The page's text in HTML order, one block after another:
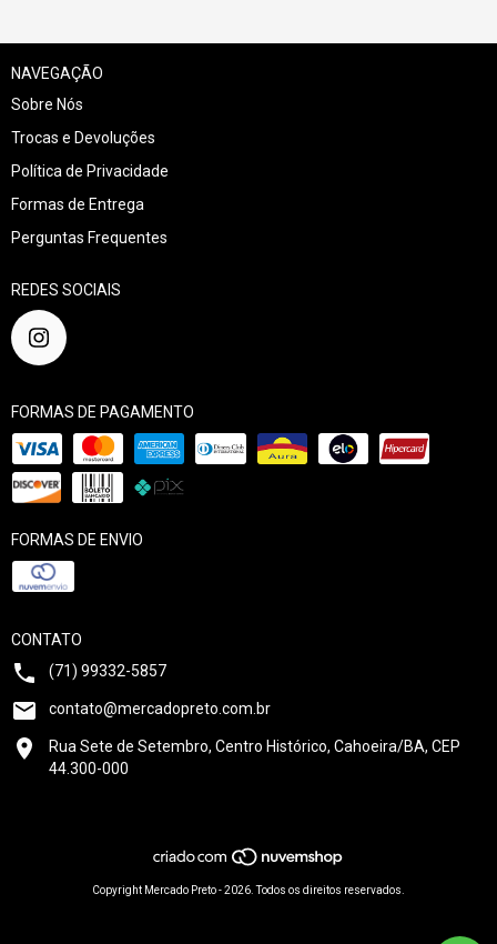
NAVEGAÇÃO
Sobre Nós
Trocas e Devoluções
Política de Privacidade
Formas de Entrega
Perguntas Frequentes
REDES SOCIAIS
FORMAS DE PAGAMENTO
FORMAS DE ENVIO
CONTATO
(71) 99332-5857
contato@mercadopreto.com.br
Rua Sete de Setembro, Centro Histórico, Cahoeira/BA, CEP
44.300-000
Copyright Mercado Preto - 2026. Todos os direitos reservados.